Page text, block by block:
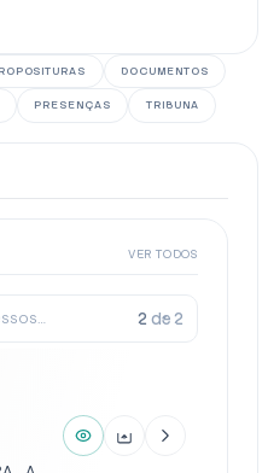
DOCUMENTOS
PRESENÇAS TRIBUNA
VER TODOS
2 de 2